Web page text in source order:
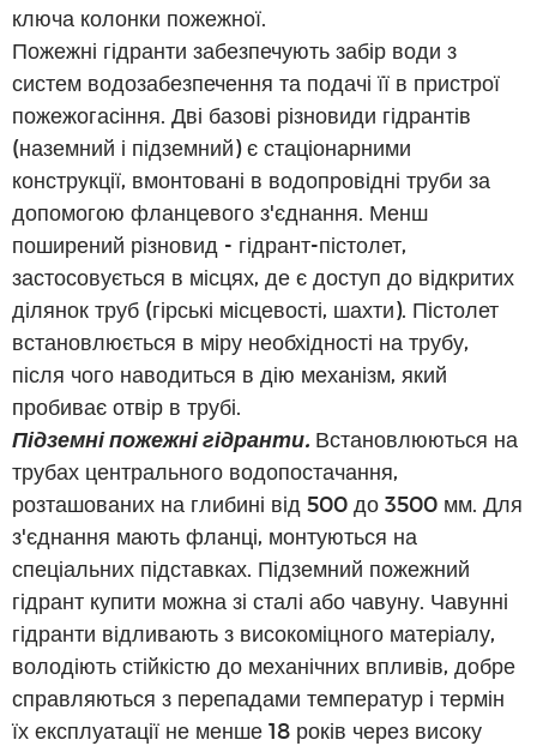
ключа колонки пожежної.
Пожежні гідранти забезпечують забір води з
систем водозабезпечення та подачі її в пристрої
пожежогасіння. Дві базові різновиди гідрантів
(наземний і підземний) є стаціонарними
конструкції, вмонтовані в водопровідні труби за
допомогою фланцевого з'єднання. Менш
поширений різновид - гідрант-пістолет,
застосовується в місцях, де є доступ до відкритих
ділянок труб (гірські місцевості, шахти). Пістолет
встановлюється в міру необхідності на трубу,
після чого наводиться в дію механізм, який
пробиває отвір в трубі.
Підземні пожежні гідранти. Встановлюються на
трубах центрального водопостачання,
розташованих на глибині від 500 до 3500 мм. Для
з'єднання мають фланці, монтуються на
спеціальних підставках. Підземний пожежний
гідрант купити можна зі сталі або чавуну. Чавунні
гідранти відливають з високоміцного матеріалу,
володіють стійкістю до механічних впливів, добре
справляються з перепадами температур і термін
їх експлуатації не менше 18 років через високу